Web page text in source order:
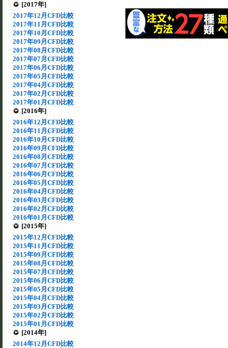
[2017年]
2017年12月CFD比較
2017年11月CFD比較
2017年10月CFD比較
2017年09月CFD比較
2017年08月CFD比較
2017年07月CFD比較
2017年06月CFD比較
2017年05月CFD比較
2017年04月CFD比較
2017年02月CFD比較
2017年01月CFD比較
[2016年]
2016年12月CFD比較
2016年11月CFD比較
2016年10月CFD比較
2016年09月CFD比較
2016年08月CFD比較
2016年07月CFD比較
2016年06月CFD比較
2016年05月CFD比較
2016年04月CFD比較
2016年03月CFD比較
2016年02月CFD比較
2016年01月CFD比較
[2015年]
2015年12月CFD比較
2015年11月CFD比較
2015年09月CFD比較
2015年08月CFD比較
2015年07月CFD比較
2015年06月CFD比較
2015年05月CFD比較
2015年04月CFD比較
2015年03月CFD比較
2015年02月CFD比較
2015年01月CFD比較
[2014年]
2014年12月CFD比較